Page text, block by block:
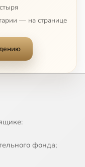
5:28
0:34
— на странице
фонда;